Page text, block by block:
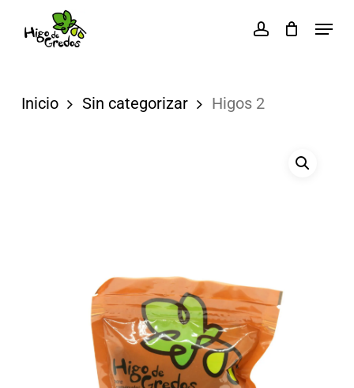
content
account
Menu
Inicio Sin categorizar Higos 2